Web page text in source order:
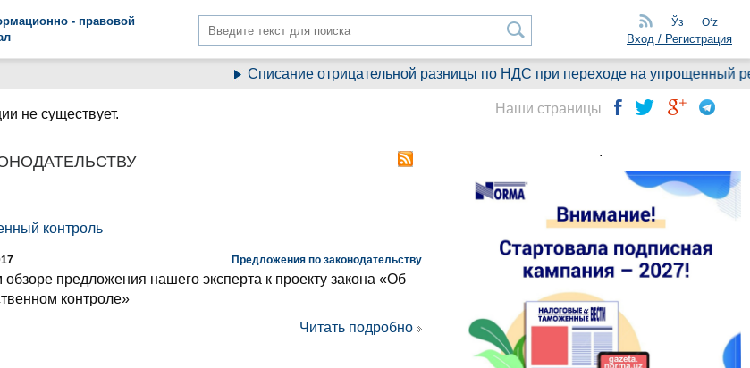
- правовой
Ўз Oʻz
Вход / Регистрация
Списание отрицательной разницы по НДС при переходе на упрощенный режим
не существует.
контроль
Предложения по законодательству
обзоре предложения нашего эксперта к проекту закона «Об
контроле»
Читать подробно
Наши страницы
.